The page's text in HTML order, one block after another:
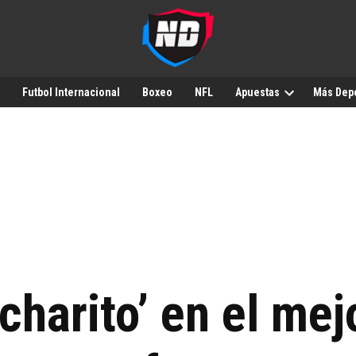
Futbol Internacional Boxeo NFL Apuestas Más
en el